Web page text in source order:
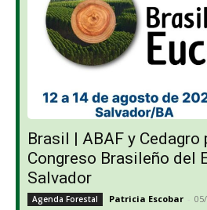
Brasil | ABAF y Cedagro
Congreso Brasileño del
Salvador
Agenda Forestal Patricia Escobar -